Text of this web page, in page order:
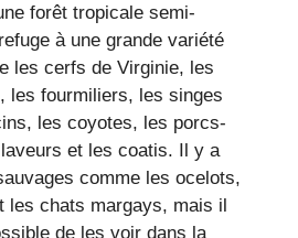
forêt tropicale semi-
à une grande variété
les cerfs de Virginie, les
les fourmiliers, les singes
les coyotes, les porcs-
et les coatis. Il y a
comme les ocelots,
les chats margays, mais il
de les voir dans la